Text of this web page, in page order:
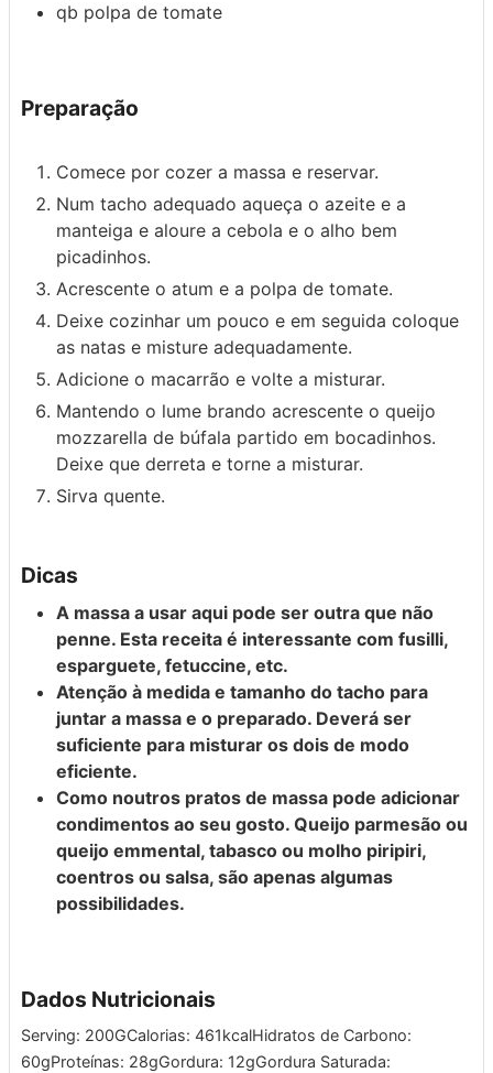
qb polpa de tomate
Preparação
Comece por cozer a massa e reservar.
Num tacho adequado aqueça o azeite e a
manteiga e aloure a cebola e o alho bem
picadinhos.
Acrescente o atum e a polpa de tomate.
Deixe cozinhar um pouco e em seguida coloque
as natas e misture adequadamente.
Adicione o macarrão e volte a misturar.
Mantendo o lume brando acrescente o queijo
mozzarella de búfala partido em bocadinhos.
Deixe que derreta e torne a misturar.
Sirva quente.
Dicas
A massa a usar aqui pode ser outra que não
penne. Esta receita é interessante com fusilli,
esparguete, fetuccine, etc.
Atenção à medida e tamanho do tacho para
juntar a massa e o preparado. Deverá ser
suficiente para misturar os dois de modo
eficiente.
Como noutros pratos de massa pode adicionar
condimentos ao seu gosto. Queijo parmesão ou
queijo emmental, tabasco ou molho piripiri,
coentros ou salsa, são apenas algumas
possibilidades.
Dados Nutricionais
Serving: 200GCalorias: 461kcalHidratos de Carbono:
60gProteínas: 28gGordura: 12gGordura Saturada: